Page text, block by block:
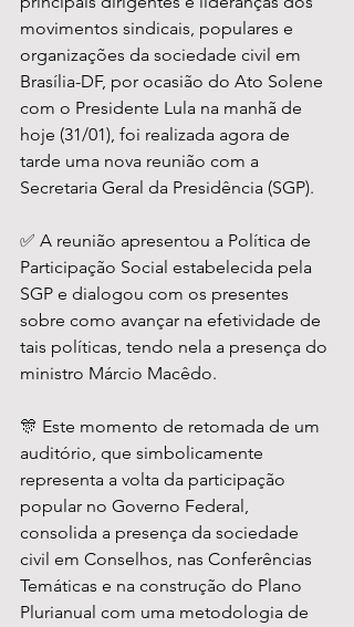
movimentos sindicais, populares e
organizações da sociedade civil em
Brasília-DF, por ocasião do Ato Solene
com o Presidente Lula na manhã de
hoje (31/01), foi realizada agora de
tarde uma nova reunião com a
Secretaria Geral da Presidência (SGP).
✅ A reunião apresentou a Política de
Participação Social estabelecida pela
SGP e dialogou com os presentes
sobre como avançar na efetividade de
tais políticas, tendo nela a presença do
ministro Márcio Macêdo.
🎊 Este momento de retomada de um
auditório, que simbolicamente
representa a volta da participação
popular no Governo Federal,
consolida a presença da sociedade
civil em Conselhos, nas Conferências
Temáticas e na construção do Plano
Plurianual com uma metodologia de